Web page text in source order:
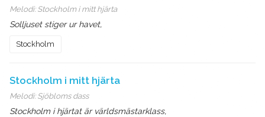
Melodi: Stockholm i mitt hjärta
Solljuset stiger ur havet,
Stockholm
Stockholm i mitt hjärta
Melodi: Sjöbloms dass
Stockholm i hjärtat är världsmästarklass,